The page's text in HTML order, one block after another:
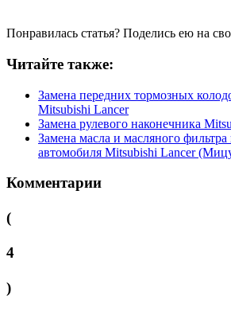
Понравилась статья? Поделись ею на
Читайте также:
Замена передних тормозных
Mitsubishi Lancer
Замена рулевого наконечника
Замена масла и масляного фильтра
автомобиля Mitsubishi Lancer
Комментарии
(
4
)